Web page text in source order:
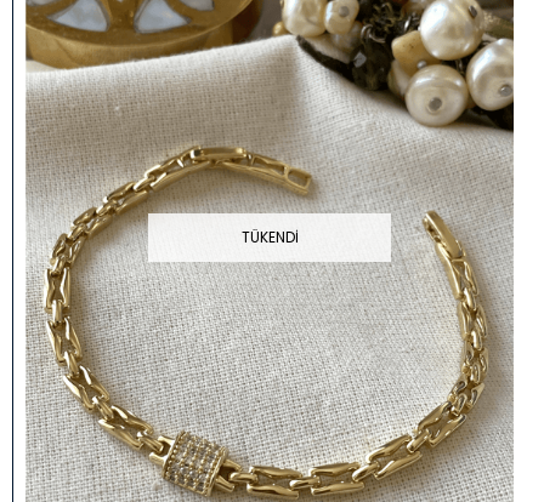
TÜKENDI